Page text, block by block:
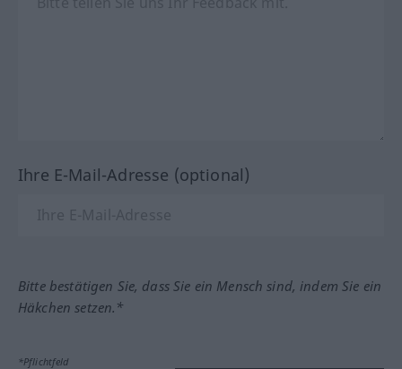
Ihre E-Mail-Adresse (optional)
Bitte bestätigen Sie, dass Sie ein Mensch sind, indem Sie ein
Häkchen setzen.*
*Pflichtfeld